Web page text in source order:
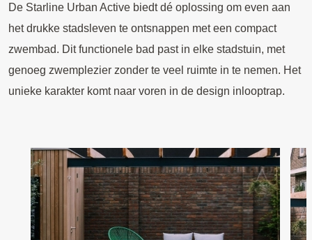
De Starline Urban Active biedt dé oplossing om even aan
het drukke stadsleven te ontsnappen met een compact
zwembad. Dit functionele bad past in elke stadstuin, met
genoeg zwemplezier zonder te veel ruimte in te nemen. Het
unieke karakter komt naar voren in de design inlooptrap.